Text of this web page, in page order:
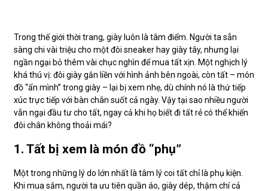
Trong thế giới thời trang, giày luôn là tâm điểm. Người ta sẵn
sàng chi vài triệu cho một đôi sneaker hay giày tây, nhưng lại
ngần ngại bỏ thêm vài chục nghìn để mua tất xịn. Một nghịch lý
khá thú vị: đôi giày gắn liền với hình ảnh bên ngoài, còn tất – món
đồ “ẩn mình” trong giày – lại bị xem nhẹ, dù chính nó là thứ tiếp
xúc trực tiếp với bàn chân suốt cả ngày. Vậy tại sao nhiều người
vẫn ngại đầu tư cho tất, ngay cả khi họ biết đi tất rẻ có thể khiến
đôi chân không thoải mái?
1. Tất bị xem là món đồ “phụ”
Một trong những lý do lớn nhất là tâm lý coi tất chỉ là phụ kiện.
Khi mua sắm, người ta ưu tiên quần áo, giày dép, thậm chí cả